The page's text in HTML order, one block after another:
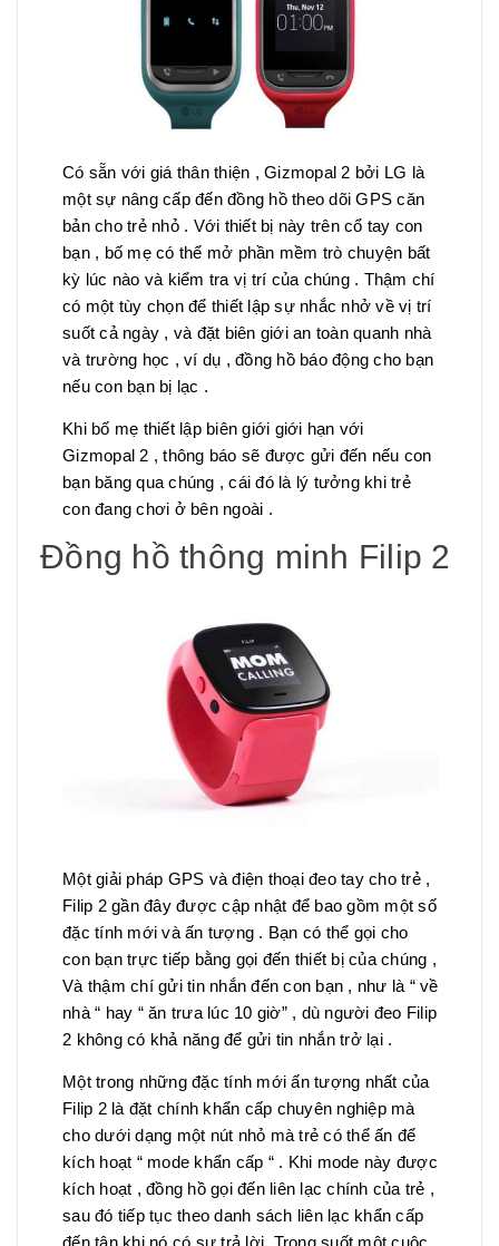
Có sẵn với giá thân thiện , Gizmopal 2 bởi LG là
một sự nâng cấp đến đồng hồ theo dõi GPS căn
bản cho trẻ nhỏ . Với thiết bị này trên cổ tay con
bạn , bố mẹ có thể mở phần mềm trò chuyện bất
kỳ lúc nào và kiểm tra vị trí của chúng . Thậm chí
có một tùy chọn để thiết lập sự nhắc nhở về vị trí
suốt cả ngày , và đặt biên giới an toàn quanh nhà
và trường học , ví dụ , đồng hồ báo động cho bạn
nếu con bạn bị lạc .
Khi bố mẹ thiết lập biên giới giới hạn với
Gizmopal 2 , thông báo sẽ được gửi đến nếu con
bạn băng qua chúng , cái đó là lý tưởng khi trẻ
con đang chơi ở bên ngoài .
Đồng hồ thông minh Filip 2
Một giải pháp GPS và điện thoại đeo tay cho trẻ ,
Filip 2 gần đây được cập nhật để bao gồm một số
đặc tính mới và ấn tượng . Bạn có thể gọi cho
con bạn trực tiếp bằng gọi đến thiết bị của chúng ,
Và thậm chí gửi tin nhắn đến con bạn , như là “ về
nhà “ hay “ ăn trưa lúc 10 giờ” , dù người đeo Filip
2 không có khả năng để gửi tin nhắn trở lại .
Một trong những đặc tính mới ấn tượng nhất của
Filip 2 là đặt chính khẩn cấp chuyên nghiệp mà
cho dưới dạng một nút nhỏ mà trẻ có thể ấn để
kích hoạt “ mode khẩn cấp “ . Khi mode này được
kích hoạt , đồng hồ gọi đến liên lạc chính của trẻ ,
sau đó tiếp tục theo danh sách liên lạc khẩn cấp